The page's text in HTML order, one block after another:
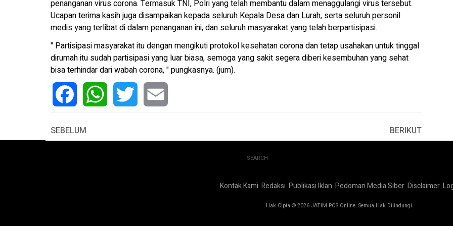
penanganan virus corona. Termasuk TNI, Polri yang telah membantu dalam menaggulangi virus tersebut.
Ucapan terima kasih juga disampaikan kepada seluruh Kepala Desa dan Lurah, serta seluruh personil
medis yang terlibat di dalam penanganan ini, dan seluruh masyarakat yang telah berpartisipasi.
" Partisipasi masyarakat itu dengan mengikuti protokol kesehatan corona dan tetap usahakan untuk tinggal
dirumah itu sudah partisipasi yang luar biasa, semoga yang sakit segera diberi kesembuhan yang sehat
bisa terhindar dari wabah corona, " pungkasnya. (jum).
SEBELUM
BERIKUT
SEARCH
Kontak Kami Redaksi Publikasi Iklan Pedoman Media Siber Disclaimer
Hak Cipta © 2026 JATIM POS Online. Semua Hak Dilindungi.